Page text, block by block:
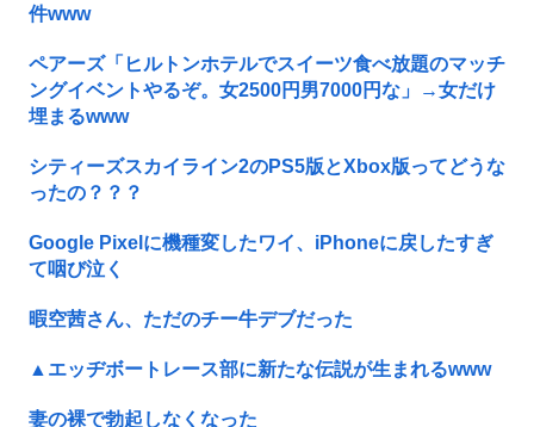
件www
ペアーズ「ヒルトンホテルでスイーツ食べ放題のマッチ
ングイベントやるぞ。女2500円男7000円な」→女だけ
埋まるwww
シティーズスカイライン2のPS5版とXbox版ってどうな
ったの？？？
Google Pixelに機種変したワイ、iPhoneに戻したすぎ
て咽び泣く
暇空茜さん、ただのチー牛デブだった
▲エッヂボートレース部に新たな伝説が生まれるwww
妻の裸で勃起しなくなった